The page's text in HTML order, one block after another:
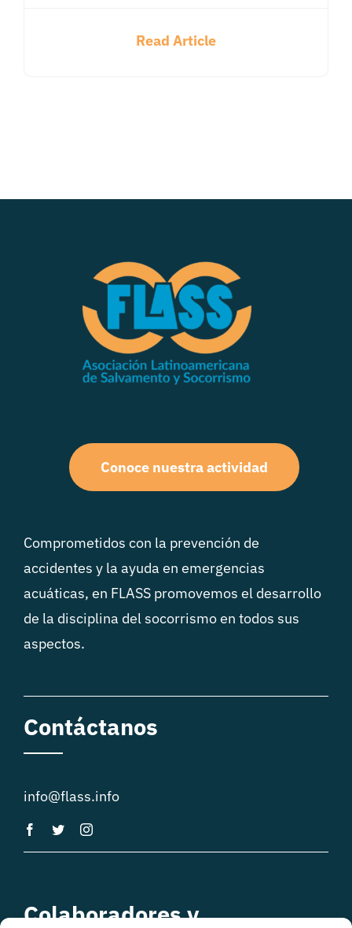
Read Article
Conoce nuestra actividad
Comprometidos con la prevención de
accidentes y la ayuda en emergencias
acuáticas, en FLASS promovemos el desarrollo
de la disciplina del socorrismo en todos sus
aspectos.
Contáctanos
info@flass.info
Colaboradores y